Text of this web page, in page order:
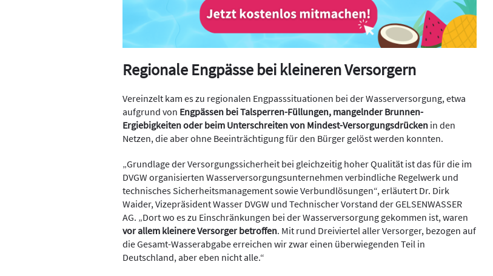
Regionale Engpässe bei kleineren Versorgern
Vereinzelt kam es zu regionalen Engpasssituationen bei der Wasserversorgung, etwa
aufgrund von Engpässen bei Talsperren-Füllungen, mangelnder Brunnen-
Ergiebigkeiten oder beim Unterschreiten von Mindest-Versorgungsdrücken in den
Netzen, die aber ohne Beeinträchtigung für den Bürger gelöst werden konnten.
„Grundlage der Versorgungssicherheit bei gleichzeitig hoher Qualität ist das für die im
DVGW organisierten Wasserversorgungsunternehmen verbindliche Regelwerk und
technisches Sicherheitsmanagement sowie Verbundlösungen“, erläutert Dr. Dirk
Waider, Vizepräsident Wasser DVGW und Technischer Vorstand der GELSENWASSER
AG. „Dort wo es zu Einschränkungen bei der Wasserversorgung gekommen ist, waren
vor allem kleinere Versorger betroffen. Mit rund Dreiviertel aller Versorger, bezogen auf
die Gesamt-Wasserabgabe erreichen wir zwar einen überwiegenden Teil in
Deutschland, aber eben nicht alle.“